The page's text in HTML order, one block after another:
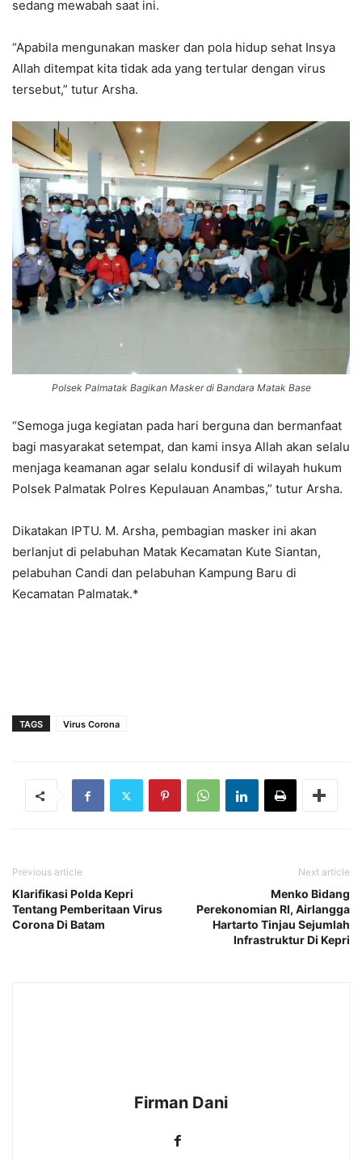
sedang mewabah saat ini.
“Apabila mengunakan masker dan pola hidup sehat Insya
Allah ditempat kita tidak ada yang tertular dengan virus
tersebut,” tutur Arsha.
Polsek Palmatak Bagikan Masker di Bandara Matak Base
“Semoga juga kegiatan pada hari berguna dan bermanfaat
bagi masyarakat setempat, dan kami insya Allah akan selalu
menjaga keamanan agar selalu kondusif di wilayah hukum
Polsek Palmatak Polres Kepulauan Anambas,” tutur Arsha.
Dikatakan IPTU. M. Arsha, pembagian masker ini akan
berlanjut di pelabuhan Matak Kecamatan Kute Siantan,
pelabuhan Candi dan pelabuhan Kampung Baru di
Kecamatan Palmatak.*
TAGS Virus Corona
Previous article
Klarifikasi Polda Kepri
Tentang Pemberitaan Virus
Corona Di Batam
Next article
Menko Bidang
Perekonomian RI, Airlangga
Hartarto Tinjau Sejumlah
Infrastruktur Di Kepri
Firman Dani